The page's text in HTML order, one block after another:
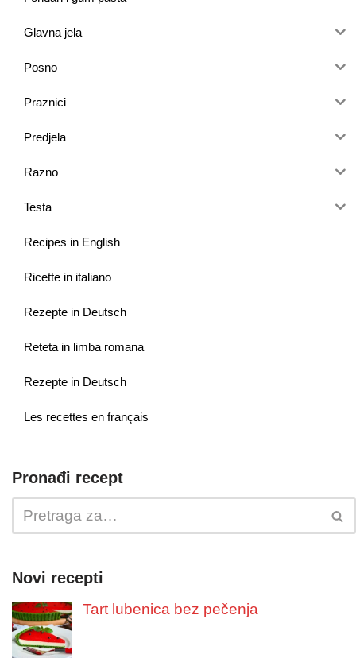
Glavna jela
Posno
Praznici
Predjela
Razno
Testa
Recipes in English
Ricette in italiano
Rezepte in Deutsch
Reteta in limba romana
Rezepte in Deutsch
Les recettes en français
Pronađi recept
Novi recepti
Tart lubenica bez pečenja